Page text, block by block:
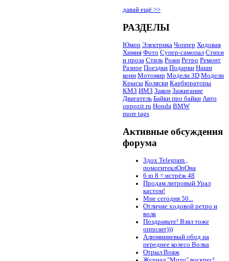
давай ещё >>
РАЗДЕЛЫ
Юмор Электрика Чоппер Ходовая
Химия Фото Супер-самопал Стихи
и проза Стиль Рожи Ретро Ремонт
Разное Поездки Подарки Наши
кони Мотомир Модели 3D Модели
Крысы Коляски Карбюраторы
КМЗ ИМЗ Закон Зажигание
Двигатель Байки про байки Авто
oppozit.ru Honda BMW
more tags
Активные обсуждения
форума
Здох Telegram ,
помогитеклОпОна
6 ю 8 = истрёж 48
Продам литровый Урал
кастом!
Мне сегодня 50...
Отличие ходовой ретро и
волк
Поздравьте! Взял тоже
оппозит)))
Алюминиевый обод на
переднее колесо Волка
Отрыл Вояж